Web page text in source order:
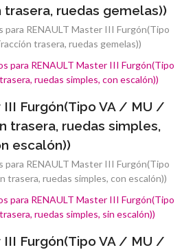
trasera, ruedas gemelas))
RENAULT Master III Furgón(Tipo
trasera, ruedas gemelas))
III Furgón(Tipo VA / MU /
trasera, ruedas simples,
escalón))
RENAULT Master III Furgón(Tipo
trasera, ruedas simples, con escalón))
III Furgón(Tipo VA / MU /